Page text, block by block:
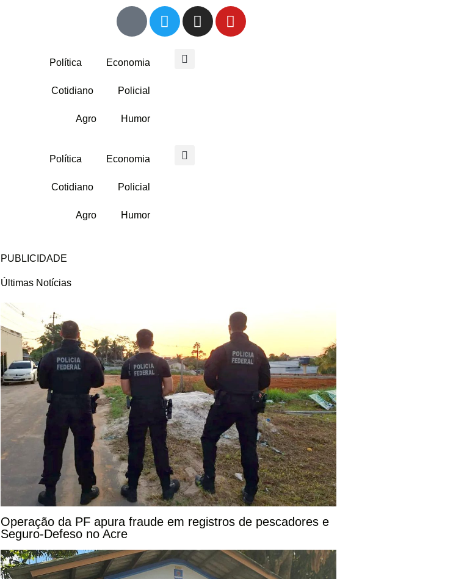
Política Economia
Cotidiano Policial
Agro Humor
Política Economia
Cotidiano Policial
Agro Humor
PUBLICIDADE
Últimas Notícias
Operação da PF apura fraude em registros de pescadores e
Seguro-Defeso no Acre